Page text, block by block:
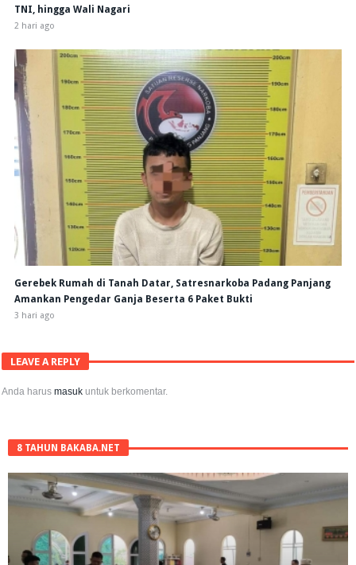
TNI, hingga Wali Nagari
2 hari ago
Gerebek Rumah di Tanah Datar, Satresnarkoba Padang Panjang
Amankan Pengedar Ganja Beserta 6 Paket Bukti
3 hari ago
LEAVE A REPLY
Anda harusmasuk untuk berkomentar.
8 TAHUN BAKABA.NET